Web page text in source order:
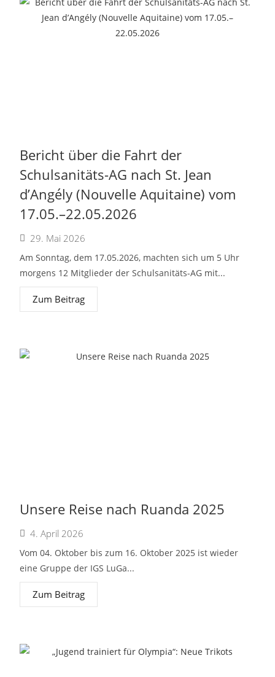
Bericht über die Fahrt der
Schulsanitäts-AG nach St. Jean
d’Angély (Nouvelle Aquitaine) vom
17.05.–22.05.2026
29. Mai 2026
Am Sonntag, dem 17.05.2026, machten sich um 5 Uhr
morgens 12 Mitglieder der Schulsanitäts-AG mit...
Zum Beitrag
Unsere Reise nach Ruanda 2025
4. April 2026
Vom 04. Oktober bis zum 16. Oktober 2025 ist wieder
eine Gruppe der IGS LuGa...
Zum Beitrag